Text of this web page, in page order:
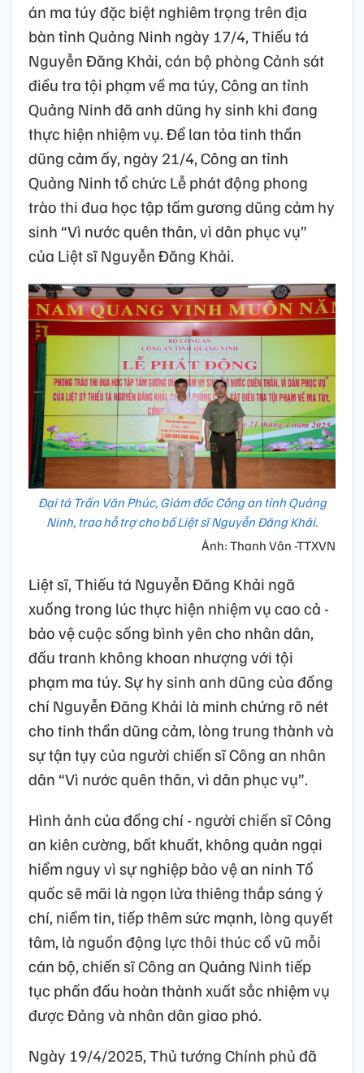
án ma túy đặc biệt nghiêm trọng trên địa
bàn tỉnh Quảng Ninh ngày 17/4, Thiếu tá
Nguyễn Đăng Khải, cán bộ phòng Cảnh sát
điều tra tội phạm về ma túy, Công an tỉnh
Quảng Ninh đã anh dũng hy sinh khi đang
thực hiện nhiệm vụ. Để lan tỏa tinh thần
dũng cảm ấy, ngày 21/4, Công an tỉnh
Quảng Ninh tổ chức Lễ phát động phong
trào thi đua học tập tấm gương dũng cảm hy
sinh “Vì nước quên thân, vì dân phục vụ”
của Liệt sĩ Nguyễn Đăng Khải.
Đại tá Trần Văn Phúc, Giám đốc Công an tỉnh Quảng
Ninh, trao hỗ trợ cho bố Liệt sĩ Nguyễn Đăng Khải.
Ảnh: Thanh Vân -TTXVN
Liệt sĩ, Thiếu tá Nguyễn Đăng Khải ngã
xuống trong lúc thực hiện nhiệm vụ cao cả -
bảo vệ cuộc sống bình yên cho nhân dân,
đấu tranh không khoan nhượng với tội
phạm ma túy. Sự hy sinh anh dũng của đồng
chí Nguyễn Đăng Khải là minh chứng rõ nét
cho tinh thần dũng cảm, lòng trung thành và
sự tận tụy của người chiến sĩ Công an nhân
dân “Vì nước quên thân, vì dân phục vụ”.
Hình ảnh của đồng chí - người chiến sĩ Công
an kiên cường, bất khuất, không quản ngại
hiểm nguy vì sự nghiệp bảo vệ an ninh Tổ
quốc sẽ mãi là ngọn lửa thiêng thắp sáng ý
chí, niềm tin, tiếp thêm sức mạnh, lòng quyết
tâm, là nguồn động lực thôi thúc cổ vũ mỗi
cán bộ, chiến sĩ Công an Quảng Ninh tiếp
tục phấn đấu hoàn thành xuất sắc nhiệm vụ
được Đảng và nhân dân giao phó.
Ngày 19/4/2025, Thủ tướng Chính phủ đã